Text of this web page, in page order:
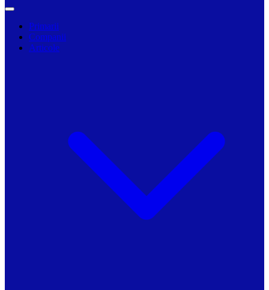
Primarii
Companii
Articole